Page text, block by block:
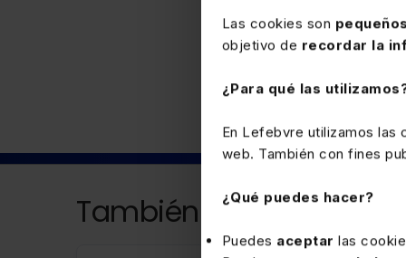
Las cookies son
objetivo de recordar la
¿Para qué las
En Lefebvre utilizamos las
web. También con fines
¿Qué puedes hacer?
Puedes aceptar las
Fiscal
También puede